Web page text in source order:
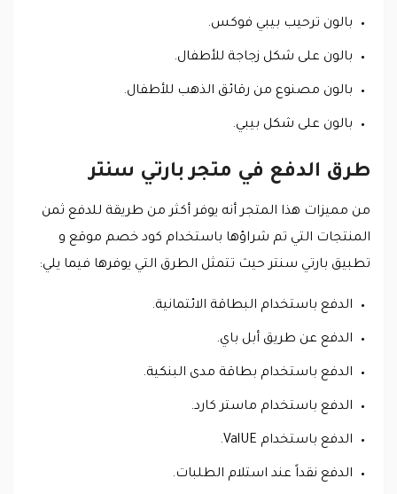
بالون ترحيب بيبي فوكس.
بالون على شكل زجاجة للأطفال.
بالون مصنوع من رقائق الذهب للأطفال.
بالون على شكل بيبي.
طرق الدفع في متجر بارتي سنتر
من مميزات هذا المتجر أنه يوفر أكثر من طريقة للدفع ثمن
المنتجات التي تم شراؤها باستخدام كود خصم موقع و
تطبيق بارتي سنتر حيث تتمثل الطرق التي يوفرها فيما يلي:
الدفع باستخدام البطاقة الائتمانية.
الدفع عن طريق أبل باي.
الدفع باستخدام بطاقة مدى البنكية.
الدفع باستخدام ماستر كارد.
الدفع باستخدام ValUE.
الدفع نقداً عند استلام الطلبات.